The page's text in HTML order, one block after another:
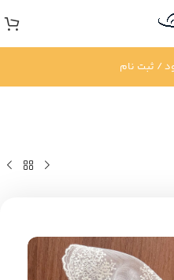
/ ثبت نام